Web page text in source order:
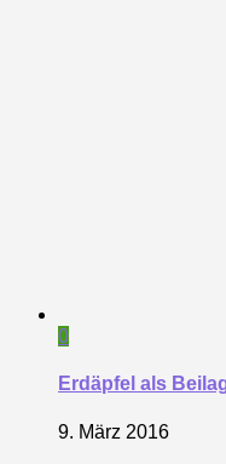
0
Erdäpfel als
9. März 2016